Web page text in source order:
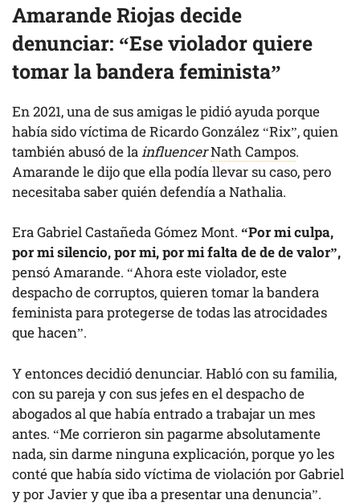
Amarande Riojas decide
denunciar: “Ese violador quiere
tomar la bandera feminista”
En 2021, una de sus amigas le pidió ayuda porque
había sido víctima de Ricardo González “Rix”, quien
también abusó de lainfluencerNath Campos.
Amarande le dijo que ella podía llevar su caso, pero
necesitaba saber quién defendía a Nathalia.
Era Gabriel Castañeda Gómez Mont. “Por mi culpa,
por mi silencio, por mi, por mi falta de de de valor”,
pensó Amarande. “Ahora este violador, este
despacho de corruptos, quieren tomar la bandera
feminista para protegerse de todas las atrocidades
que hacen”.
Y entonces decidió denunciar. Habló con su familia,
con su pareja y con sus jefes en el despacho de
abogados al que había entrado a trabajar un mes
antes. “Me corrieron sin pagarme absolutamente
nada, sin darme ninguna explicación, porque yo les
conté que había sido víctima de violación por Gabriel
y por Javier y que iba a presentar una denuncia”.